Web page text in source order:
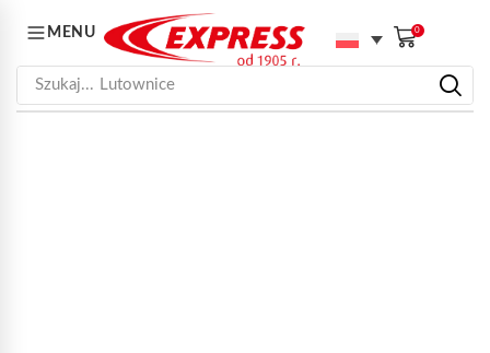
MENU 0
Szukaj... Lutownice